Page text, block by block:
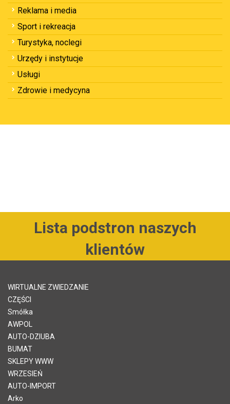
Reklama i media
Sport i rekreacja
Turystyka, noclegi
Urzędy i instytucje
Usługi
Zdrowie i medycyna
Lista podstron naszych
klientów
WIRTUALNE ZWIEDZANIE
CZĘŚCI
Smółka
AWPOL
AUTO-DZIUBA
BUMAT
SKLEPY WWW
WRZESIEŃ
AUTO-IMPORT
Arko